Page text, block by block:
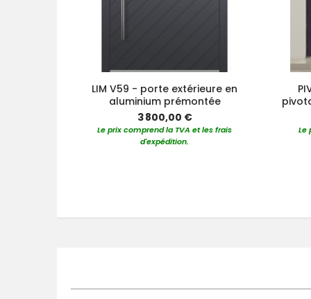
LIM V59 - porte extérieure en
aluminium prémontée
3 800,00 €
Le prix comprend la TVA et les frais
d'expédition.
Le